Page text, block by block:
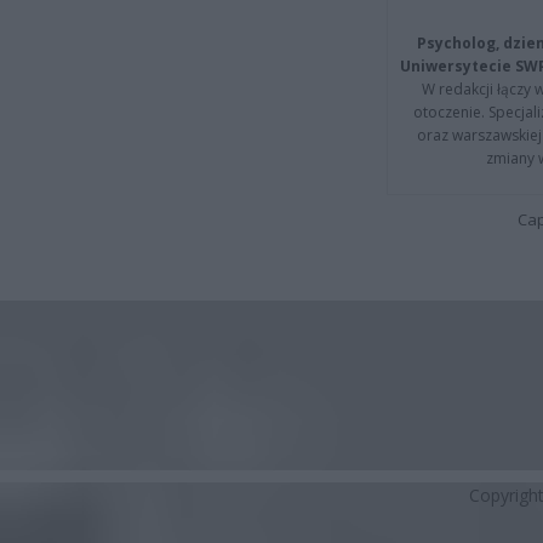
Psycholog,
Uniwersytecie
W redakcji łączy
otoczenie.
oraz
zmiany